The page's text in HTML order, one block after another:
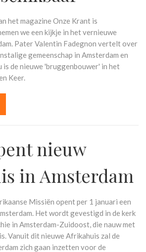
het magazine Onze Krant is
we een kijkje in het vernieuwe
Pater Valentin Fadegnon vertelt over
gemeenschap in Amsterdam en
is de nieuwe 'bruggenbouwer' in het
Keer.
nieuw
in Amsterdam
Missiën opent per 1 januari een
Het wordt gevestigd in de kerk
in Amsterdam-Zuidoost, die nauw met
Vanuit dit nieuwe Afrikahuis zal de
zich gaan inzetten voor de